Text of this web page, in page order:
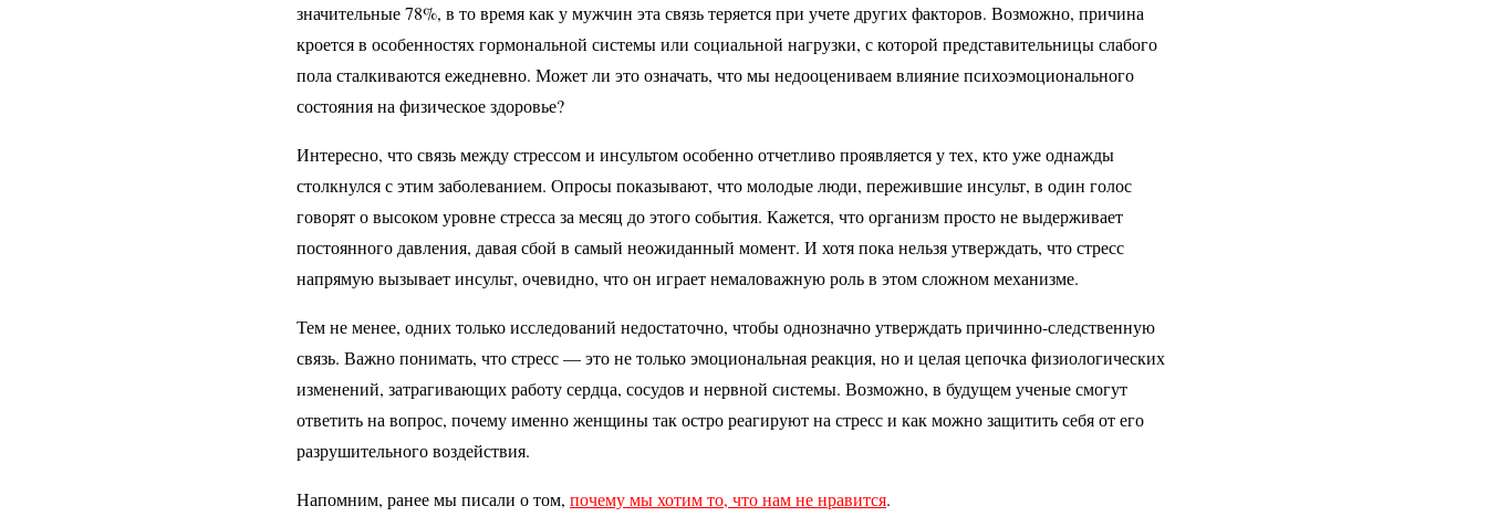
значительные 78%, в то время как у мужчин эта связь теряется при учете других факторов. Возможно, причина
кроется в особенностях гормональной системы или социальной нагрузки, с которой представительницы слабого
пола сталкиваются ежедневно. Может ли это означать, что мы недооцениваем влияние психоэмоционального
состояния на физическое здоровье?
Интересно, что связь между стрессом и инсультом особенно отчетливо проявляется у тех, кто уже однажды
столкнулся с этим заболеванием. Опросы показывают, что молодые люди, пережившие инсульт, в один голос
говорят о высоком уровне стресса за месяц до этого события. Кажется, что организм просто не выдерживает
постоянного давления, давая сбой в самый неожиданный момент. И хотя пока нельзя утверждать, что стресс
напрямую вызывает инсульт, очевидно, что он играет немаловажную роль в этом сложном механизме.
Тем не менее, одних только исследований недостаточно, чтобы однозначно утверждать причинно-следственную
связь. Важно понимать, что стресс — это не только эмоциональная реакция, но и целая цепочка физиологических
изменений, затрагивающих работу сердца, сосудов и нервной системы. Возможно, в будущем ученые смогут
ответить на вопрос, почему именно женщины так остро реагируют на стресс и как можно защитить себя от его
разрушительного воздействия.
Напомним, ранее мы писали о том, почему мы хотим то, что нам не нравится.